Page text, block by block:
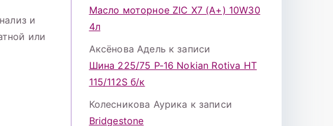
и
или
Масло моторное ZIC X7 (A+) 10W30
4л
Аксёнова Адель к записи
Шина 225/75 Р-16 Nokian Rotiva HT
115/112S б/к
Колесникова Аурика к записи
Bridgestone